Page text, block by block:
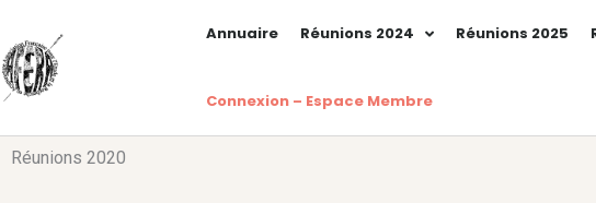
au
contenu
Annuaire Réunions 2024 Réunions 2025
Connexion – Espace Membre
Réunions 2020